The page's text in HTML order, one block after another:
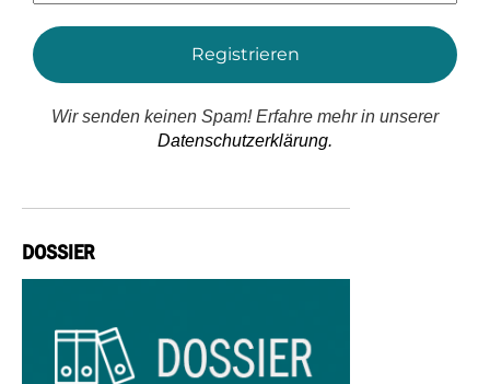
*
Wir senden keinen Spam! Erfahre mehr in unserer
Datenschutzerklärung.
DOSSIER